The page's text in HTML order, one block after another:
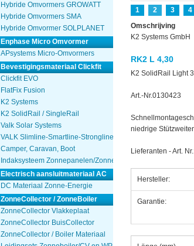
Hybride Omvormers GROWATT
Hybride Omvormers SMA
Hybride Omvormer SOLPLANET
Enphase Micro Omvormer
APsystems Micro-Omvormers
Bevestigingsmateriaal Clickfit
Clickfit EVO
FlatFix Fusion
K2 Systems
K2 SolidRail / SingleRail
Valk Solar Systems
VALK Slimline-Smartline-Strongline
Camper, Caravan, Boot
Indaksysteem Zonnepanelen/Zonnecollector
Electrisch aansluitmateriaal AC
DC Materiaal Zonne-Energie
ZonneCollector / ZonneBoiler
ZonneCollector Vlakkeplaat
ZonneCollector BuisCollector
ZonneCollector / Boiler Materiaal
1 2 3 4
Omschrijving
K2 Systems GmbH
RK2 L 4,30
K2 SolidRail Light
Art.-Nr.0130423
niedrige
Lieferanten - Art.
Hersteller:
Garantie: